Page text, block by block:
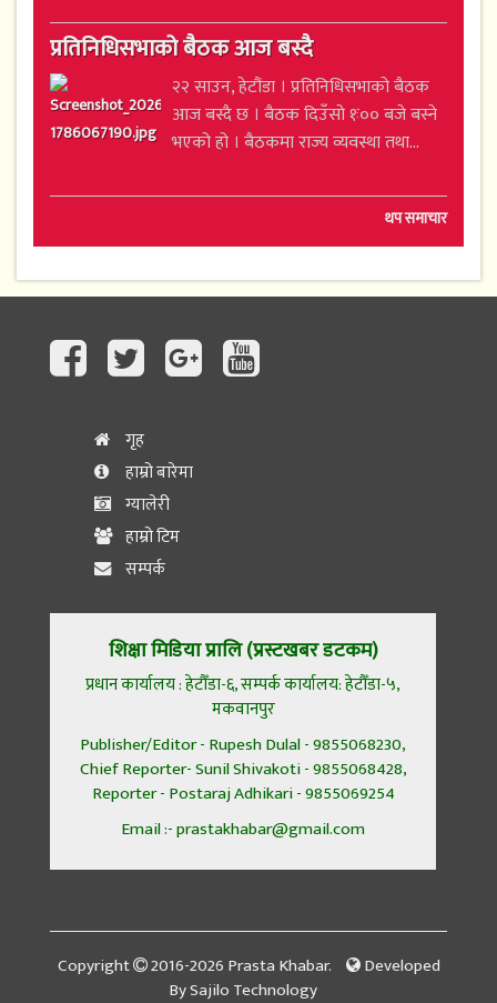
प्रतिनिधिसभाको बैठक आज बस्दै
२२ साउन, हेटौंडा । प्रतिनिधिसभाको बैठक
आज बस्दै छ । बैठक दिउँसो १ः०० बजे बस्ने
भएको हो । बैठकमा राज्य व्यवस्था तथा...
थप समाचार
गृह
हाम्रो बारेमा
ग्यालेरी
हाम्रो टिम
सम्पर्क
शिक्षा मिडिया प्रालि (प्रस्टखबर डटकम)
प्रधान कार्यालय : हेटौँडा-६, सम्पर्क कार्यालय: हेटौँडा-५,
मकवानपुर
Publisher/Editor - Rupesh Dulal - 9855068230,
Chief Reporter- Sunil Shivakoti - 9855068428,
Reporter - Postaraj Adhikari - 9855069254
Email :- prastakhabar@gmail.com
Copyright 2016-2026 Prasta Khabar.
Developed
BySajilo Technology